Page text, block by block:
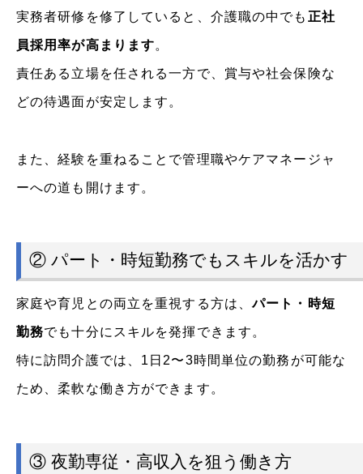
実務者研修を修了していると、介護職の中でも 正社
員採用率が高まります。
責任ある立場を任される一方で、賞与や社会保険な
どの待遇面が安定します。
また、経験を重ねることで管理職やケアマネージャ
ーへの道も開けます。
② パート・時短勤務でもスキルを活かす
家庭や育児との両立を重視する方は、パート・時短
勤務でも十分にスキルを発揮できます。
特に訪問介護では、1日2〜3時間単位の勤務が可能な
ため、柔軟な働き方ができます。
③ 夜勤専従・高収入を狙う働き方